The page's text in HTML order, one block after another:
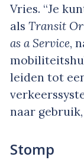
Vries. “Je
als Transit
as a Service,
leiden tot
naar
Stomp